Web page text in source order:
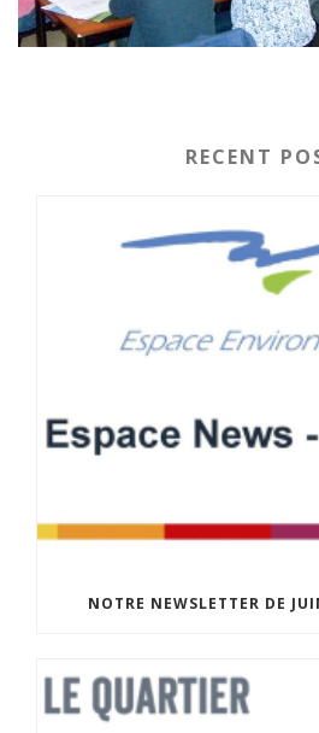
RECENT
NOTRE NEWSLETTER DE